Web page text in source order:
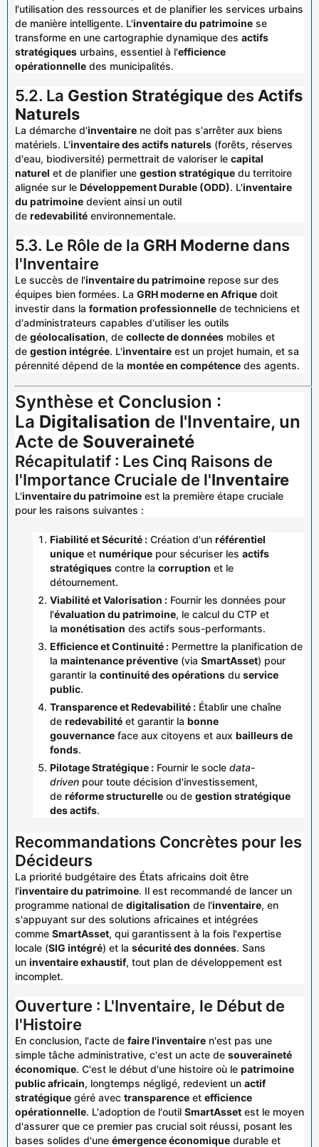
l'utilisation des ressources et de planifier les services urbains
de manière intelligente. L'inventaire du patrimoine se
transforme en une cartographie dynamique des actifs
stratégiques urbains, essentiel à l'efficience
opérationnelle des municipalités.
5.2. La Gestion Stratégique des Actifs
Naturels
La démarche d'inventaire ne doit pas s'arrêter aux biens
matériels. L'inventaire des actifs naturels (forêts, réserves
d'eau, biodiversité) permettrait de valoriser le capital
naturel et de planifier une gestion stratégique du territoire
alignée sur le Développement Durable (ODD). L'inventaire
du patrimoine devient ainsi un outil
de redevabilité environnementale.
5.3. Le Rôle de la GRH Moderne dans
l'Inventaire
Le succès de l'inventaire du patrimoine repose sur des
équipes bien formées. La GRH moderne en Afrique doit
investir dans la formation professionnelle de techniciens et
d'administrateurs capables d'utiliser les outils
de géolocalisation, de collecte de données mobiles et
de gestion intégrée. L'inventaire est un projet humain, et sa
pérennité dépend de la montée en compétence des agents.
Synthèse et Conclusion :
La Digitalisation de l'Inventaire, un
Acte de Souveraineté
Récapitulatif : Les Cinq Raisons de
l'Importance Cruciale de l'Inventaire
L'inventaire du patrimoine est la première étape cruciale
pour les raisons suivantes :
Fiabilité et Sécurité : Création d'unréférentiel
unique etnumérique pour sécuriser lesactifs
stratégiques contre lacorruption et le
détournement.
Viabilité et Valorisation : Fournir les données pour
l'évaluation du patrimoine, le calcul du CTP et
lamonétisation des actifs sous-performants.
Efficience et Continuité : Permettre la planification de
lamaintenance préventive (viaSmartAsset) pour
garantir lacontinuité des opérations duservice
public.
Transparence et Redevabilité : Établir une chaîne
deredevabilité et garantir labonne
gouvernance face aux citoyens et auxbailleurs de
fonds.
Pilotage Stratégique : Fournir le socledata-
driven pour toute décision d'investissement,
deréforme structurelle ou degestion stratégique
des actifs.
Recommandations Concrètes pour les
Décideurs
La priorité budgétaire des États africains doit être
l'inventaire du patrimoine. Il est recommandé de lancer un
programme national de digitalisation de l'inventaire, en
s'appuyant sur des solutions africaines et intégrées
comme SmartAsset, qui garantissent à la fois l'expertise
locale (SIG intégré) et la sécurité des données. Sans
un inventaire exhaustif, tout plan de développement est
incomplet.
Ouverture : L'Inventaire, le Début de
l'Histoire
En conclusion, l'acte de faire l'inventaire n'est pas une
simple tâche administrative, c'est un acte de souveraineté
économique. C'est le début d'une histoire où le patrimoine
public africain, longtemps négligé, redevient un actif
stratégique géré avec transparence et efficience
opérationnelle. L'adoption de l'outil SmartAsset est le moyen
d'assurer que ce premier pas crucial soit réussi, posant les
bases solides d'une émergence économique durable et